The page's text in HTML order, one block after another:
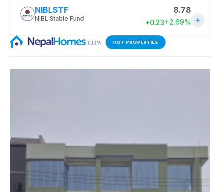
HOT PROPERTIES